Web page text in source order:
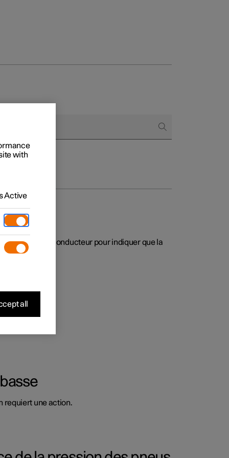
de financement
sur l'écran conducteur pour indiquer que la
requiert une action.
with
Active
all